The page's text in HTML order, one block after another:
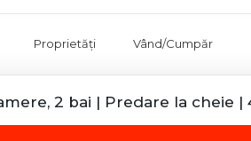
Proprietăți Vând/Cumpăr
2 bai | Predare la cheie